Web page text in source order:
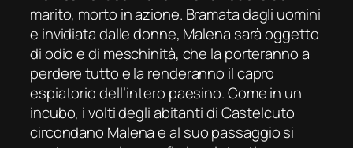
marito, morto in azione. Bramata dagli uomini
e invidiata dalle donne, Malena sarà oggetto
di odio edi meschinità, che la porteranno a
perdere tutto ela renderanno il capro
espiatoriodell’intero paesino. Come in un
incubo, i volti degli abitanti diCastelcuto
circondano Malenae al suo passaggio si